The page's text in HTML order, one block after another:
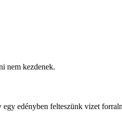
nem kezdenek.
edényben felteszünk vizet